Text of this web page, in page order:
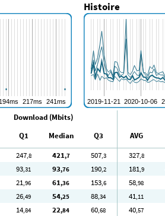
Histoire
Download (Mbits)
Q1 Median Q3 AVG
247,8 421,7 507,3 327,8
93,31 93,76 190,2 181,9
21,96 61,36 153,6 58,98
26,49 54,25 88,34 41,11
14,84 22,84 60,68 40,57